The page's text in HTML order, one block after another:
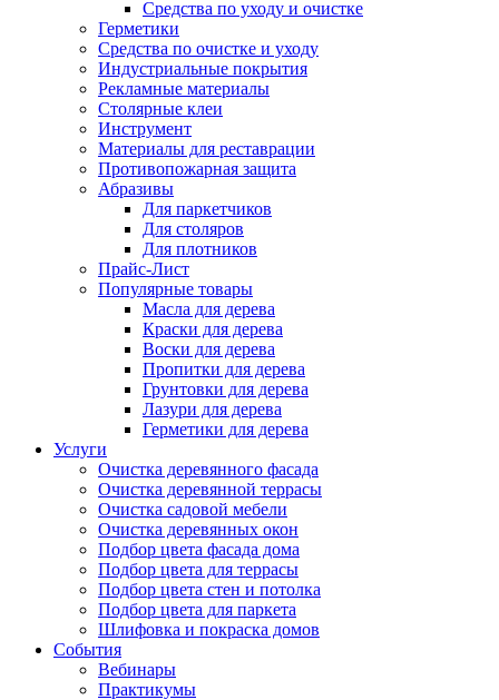
Средства по уходу и очистке
Герметики
Средства по очистке и уходу
Индустриальные покрытия
Рекламные материалы
Столярные клеи
Инструмент
Материалы для реставрации
Противопожарная защита
Абразивы
Для паркетчиков
Для столяров
Для плотников
Прайс-Лист
Популярные товары
Масла для дерева
Краски для дерева
Воски для дерева
Пропитки для дерева
Грунтовки для дерева
Лазури для дерева
Герметики для дерева
Услуги
Очистка деревянного фасада
Очистка деревянной террасы
Очистка садовой мебели
Очистка деревянных окон
Подбор цвета фасада дома
Подбор цвета для террасы
Подбор цвета стен и потолка
Подбор цвета для паркета
Шлифовка и покраска домов
События
Вебинары
Практикумы